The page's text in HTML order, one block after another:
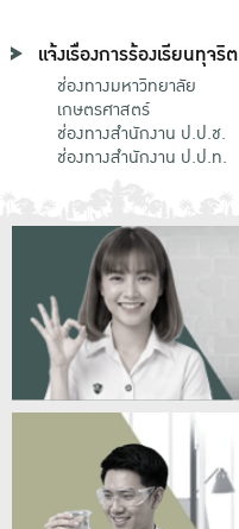
แจ้งเรื่องการร้องเรียนทุจริต
ช่องทางมหาวิทยาลัย
เกษตรศาสตร์
ช่องทางสำนักงาน ป.ป.ช.
ช่องทางสำนักงาน ป.ป.ท.